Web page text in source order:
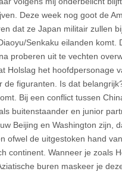
Deze week nog goot de
dat ze Japan militair zullen
Senkaku eilanden komt.
proberen uit te vechten
Holslag het hoofdpersonage
figuranten. Is dat
Bij een conflict tussen
buitenstaander en junior
Beijing en Washington zijn,
ofwel de uitgestoken hand
continent. Wanneer je zoals
buren maskeer je